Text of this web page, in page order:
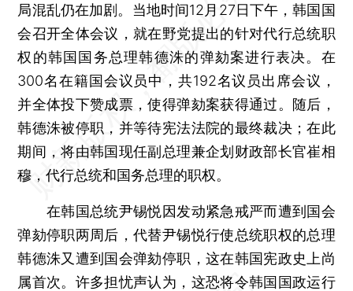
局混乱仍在加剧。当地时间12月27日下午，韩国国
会召开全体会议，就在野党提出的针对代行总统职
权的韩国国务总理韩德洙的弹劾案进行表决。在
300名在籍国会议员中，共192名议员出席会议，
并全体投下赞成票，使得弹劾案获得通过。随后，
韩德洙被停职，并等待宪法法院的最终裁决；在此
期间，将由韩国现任副总理兼企划财政部长官崔相
穆，代行总统和国务总理的职权。
在韩国总统尹锡悦因发动紧急戒严而遭到国会
弹劾停职两周后，代替尹锡悦行使总统职权的总理
韩德洙又遭到国会弹劾停职，这在韩国宪政史上尚
属首次。许多担忧声认为，这恐将令韩国国政运行